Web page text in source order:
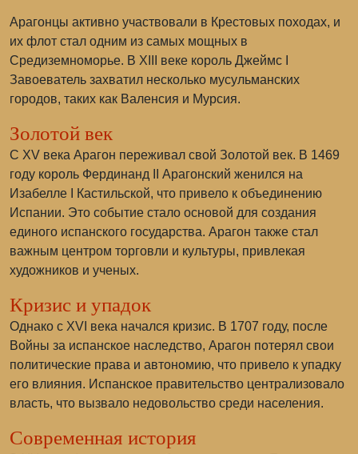
Арагонцы активно участвовали в Крестовых походах, и
их флот стал одним из самых мощных в
Средиземноморье. В XIII веке король Джеймс I
Завоеватель захватил несколько мусульманских
городов, таких как Валенсия и Мурсия.
Золотой век
С XV века Арагон переживал свой Золотой век. В 1469
году король Фердинанд II Арагонский женился на
Изабелле I Кастильской, что привело к объединению
Испании. Это событие стало основой для создания
единого испанского государства. Арагон также стал
важным центром торговли и культуры, привлекая
художников и ученых.
Кризис и упадок
Однако с XVI века начался кризис. В 1707 году, после
Войны за испанское наследство, Арагон потерял свои
политические права и автономию, что привело к упадку
его влияния. Испанское правительство централизовало
власть, что вызвало недовольство среди населения.
Современная история